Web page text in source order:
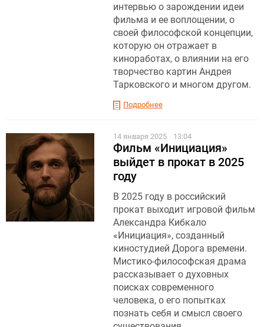
интервью о зарождении идеи
фильма и ее воплощении, о
своей философской концепции,
которую он отражает в
киноработах, о влиянии на его
творчество картин Андрея
Тарковского и многом другом.
Подробнее
14 января 2025 13:04
Фильм «Инициация»
выйдет в прокат в 2025
году
В 2025 году в российский
прокат выходит игровой фильм
Александра Кибкало
«Инициация», созданный
киностудией Дорога времени.
Мистико-философская драма
рассказывает о духовных
поисках современного
человека, о его попытках
познать себя и смысл своего